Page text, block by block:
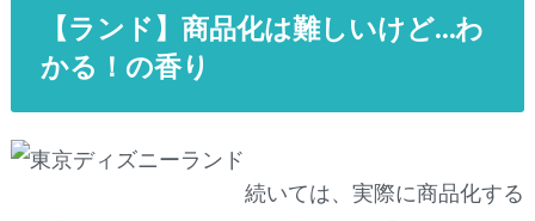
【ランド】商品化は難しいけど…わ
かる！の香り
続いては、実際に商品化する